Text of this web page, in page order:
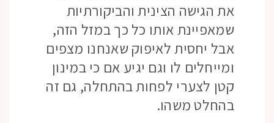
את הגישה הצינית והביקורתיות
שמאפיינת אותו כל כך במזל הזה,
אבל יחסית לאיפוק שאנחנו מצפים
ומייחלים לו וגם יגיע אם כי במינון
קטן לצערי לפחות בהתחלה, גם זה
בהחלט משהו.